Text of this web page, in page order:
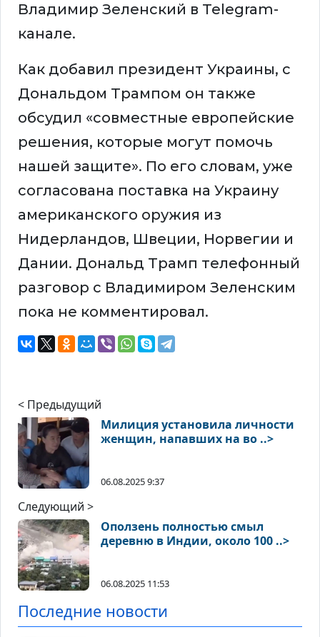
Владимир Зеленский в Telegram-
канале.
Как добавил президент Украины, с
Дональдом Трампом он также
обсудил «совместные европейские
решения, которые могут помочь
нашей защите». По его словам, уже
согласована поставка на Украину
американского оружия из
Нидерландов, Швеции, Норвегии и
Дании. Дональд Трамп телефонный
разговор с Владимиром Зеленским
пока не комментировал.
< Предыдущий
Милиция установила личности
женщин, напавших на во ..>
06.08.2025 9:37
Следующий >
Оползень полностью смыл
деревню в Индии, около 100 ..>
06.08.2025 11:53
Последние новости